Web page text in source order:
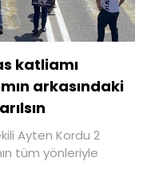
katliamı
arkasındaki
Ayten Kordu 2
tüm yönleriyle